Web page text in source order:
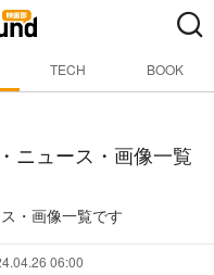
TECH BOOK
ニュース・画像一覧
・画像一覧です
06:00